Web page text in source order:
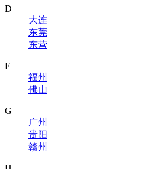
D
大连
东莞
东营
F
福州
佛山
G
广州
贵阳
赣州